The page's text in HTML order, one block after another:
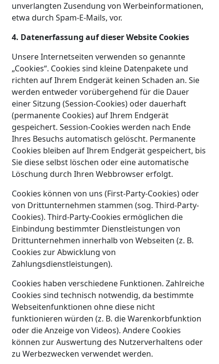
unverlangten Zusendung von Werbeinformationen,
etwa durch Spam-E-Mails, vor.
4. Datenerfassung auf dieser Website Cookies
Unsere Internetseiten verwenden so genannte
„Cookies“. Cookies sind kleine Datenpakete und
richten auf Ihrem Endgerät keinen Schaden an. Sie
werden entweder vorübergehend für die Dauer
einer Sitzung (Session-Cookies) oder dauerhaft
(permanente Cookies) auf Ihrem Endgerät
gespeichert. Session-Cookies werden nach Ende
Ihres Besuchs automatisch gelöscht. Permanente
Cookies bleiben auf Ihrem Endgerät gespeichert, bis
Sie diese selbst löschen oder eine automatische
Löschung durch Ihren Webbrowser erfolgt.
Cookies können von uns (First-Party-Cookies) oder
von Drittunternehmen stammen (sog. Third-Party-
Cookies). Third-Party-Cookies ermöglichen die
Einbindung bestimmter Dienstleistungen von
Drittunternehmen innerhalb von Webseiten (z. B.
Cookies zur Abwicklung von
Zahlungsdienstleistungen).
Cookies haben verschiedene Funktionen. Zahlreiche
Cookies sind technisch notwendig, da bestimmte
Webseitenfunktionen ohne diese nicht
funktionieren würden (z. B. die Warenkorbfunktion
oder die Anzeige von Videos). Andere Cookies
können zur Auswertung des Nutzerverhaltens oder
zu Werbezwecken verwendet werden.